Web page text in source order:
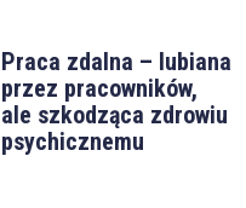
Praca zdalna – lubiana
przez pracowników,
ale szkodząca zdrowiu
psychicznemu